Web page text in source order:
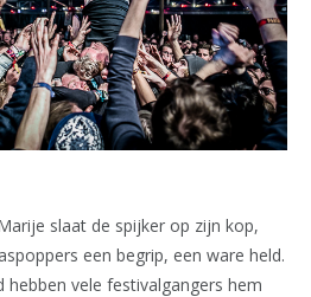
slaat de spijker op zijn kop,
een begrip, een ware held.
vele festivalgangers hem